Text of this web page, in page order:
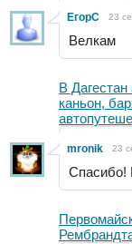
ЕгорС 23
Велкам
В
каньон,
mronik 23
Спасибо!